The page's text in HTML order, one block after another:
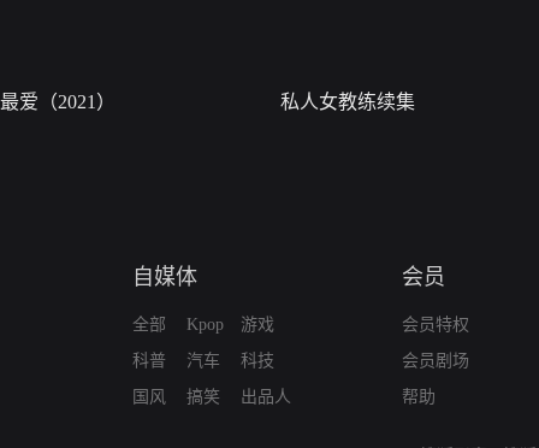
最爱（2021） 私人女教练续集
自媒体
全部
科普
国风
Kpop
汽车
搞笑
游戏
科技
出品人
会员
会员特权
会员剧场
帮助